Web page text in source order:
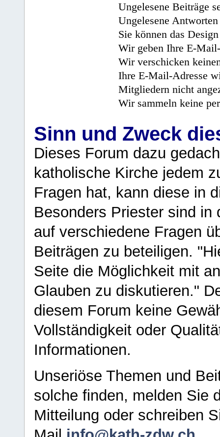
Ungelesene Beiträge
Ungelesene
Sie können das
Wir geben Ihre E-
Wir verschicken
Ihre E-Mail-Adresse
Mitgliedern nicht
Wir sammeln keine
Sinn und Zweck
Dieses Forum dazu
katholische Kirche jedem
Fragen hat, kann diese in
Besonders Priester sind in
auf verschiedene Fragen
Beiträgen zu beteiligen.
Seite die Möglichkeit mit
Glauben zu diskutieren."
diesem Forum keine
Vollständigkeit oder
Informationen.
Unseriöse Themen und
solche finden, melden Sie
Mitteilung oder schreiben